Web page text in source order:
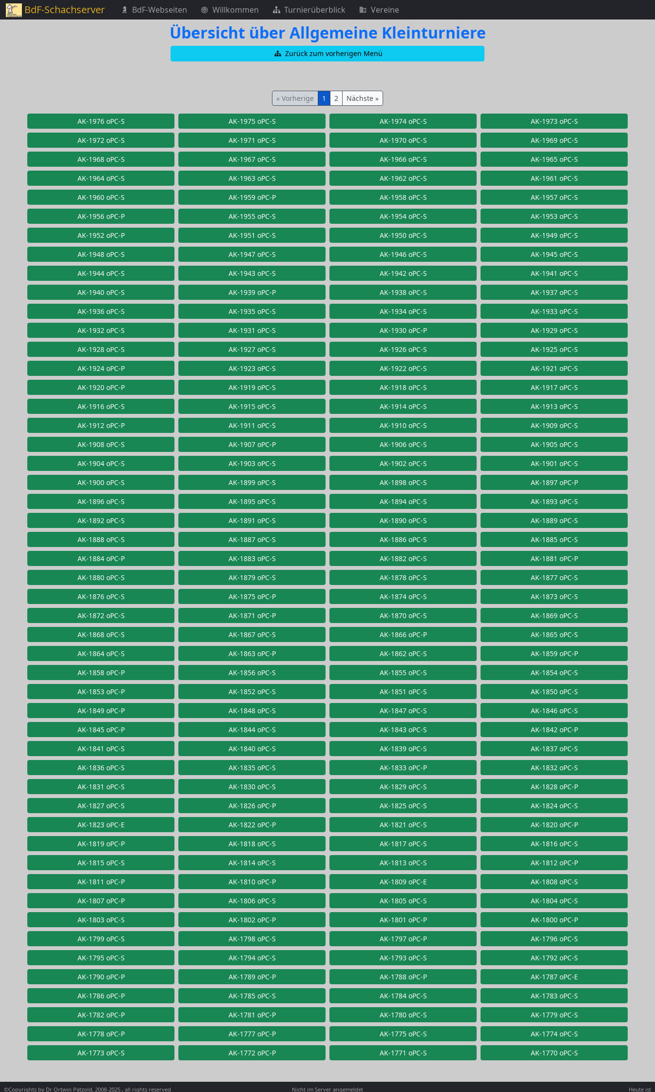
BdF-Schachserver BdF-Webseiten Willkommen Turnierüberblick Vereine
Übersicht über Allgemeine Kleinturniere
Zurück zum vorherigen Menü
« Vorherige 1 2 Nächste »
AK-1976 oPC-S AK-1975 oPC-S AK-1974 oPC-S AK-1973 oPC-S
AK-1972 oPC-S AK-1971 oPC-S AK-1970 oPC-S AK-1969 oPC-S
AK-1968 oPC-S AK-1967 oPC-S AK-1966 oPC-S AK-1965 oPC-S
AK-1964 oPC-S AK-1963 oPC-S AK-1962 oPC-S AK-1961 oPC-S
AK-1960 oPC-S AK-1959 oPC-P AK-1958 oPC-S AK-1957 oPC-S
AK-1956 oPC-P AK-1955 oPC-S AK-1954 oPC-S AK-1953 oPC-S
AK-1952 oPC-P AK-1951 oPC-S AK-1950 oPC-S AK-1949 oPC-S
AK-1948 oPC-S AK-1947 oPC-S AK-1946 oPC-S AK-1945 oPC-S
AK-1944 oPC-S AK-1943 oPC-S AK-1942 oPC-S AK-1941 oPC-S
AK-1940 oPC-S AK-1939 oPC-P AK-1938 oPC-S AK-1937 oPC-S
AK-1936 oPC-S AK-1935 oPC-S AK-1934 oPC-S AK-1933 oPC-S
AK-1932 oPC-S AK-1931 oPC-S AK-1930 oPC-P AK-1929 oPC-S
AK-1928 oPC-S AK-1927 oPC-S AK-1926 oPC-S AK-1925 oPC-S
AK-1924 oPC-P AK-1923 oPC-S AK-1922 oPC-S AK-1921 oPC-S
AK-1920 oPC-P AK-1919 oPC-S AK-1918 oPC-S AK-1917 oPC-S
AK-1916 oPC-S AK-1915 oPC-S AK-1914 oPC-S AK-1913 oPC-S
AK-1912 oPC-P AK-1911 oPC-S AK-1910 oPC-S AK-1909 oPC-S
AK-1908 oPC-S AK-1907 oPC-P AK-1906 oPC-S AK-1905 oPC-S
AK-1904 oPC-S AK-1903 oPC-S AK-1902 oPC-S AK-1901 oPC-S
AK-1900 oPC-S AK-1899 oPC-S AK-1898 oPC-S AK-1897 oPC-P
AK-1896 oPC-S AK-1895 oPC-S AK-1894 oPC-S AK-1893 oPC-S
AK-1892 oPC-S AK-1891 oPC-S AK-1890 oPC-S AK-1889 oPC-S
AK-1888 oPC-S AK-1887 oPC-S AK-1886 oPC-S AK-1885 oPC-S
AK-1884 oPC-P AK-1883 oPC-S AK-1882 oPC-S AK-1881 oPC-P
AK-1880 oPC-S AK-1879 oPC-S AK-1878 oPC-S AK-1877 oPC-S
AK-1876 oPC-S AK-1875 oPC-P AK-1874 oPC-S AK-1873 oPC-S
AK-1872 oPC-S AK-1871 oPC-P AK-1870 oPC-S AK-1869 oPC-S
AK-1868 oPC-S AK-1867 oPC-S AK-1866 oPC-P AK-1865 oPC-S
AK-1864 oPC-S AK-1863 oPC-P AK-1862 oPC-S AK-1859 oPC-P
AK-1858 oPC-P AK-1856 oPC-S AK-1855 oPC-S AK-1854 oPC-S
AK-1853 oPC-P AK-1852 oPC-S AK-1851 oPC-S AK-1850 oPC-S
AK-1849 oPC-P AK-1848 oPC-S AK-1847 oPC-S AK-1846 oPC-S
AK-1845 oPC-P AK-1844 oPC-S AK-1843 oPC-S AK-1842 oPC-P
AK-1841 oPC-S AK-1840 oPC-S AK-1839 oPC-S AK-1837 oPC-S
AK-1836 oPC-S AK-1835 oPC-S AK-1833 oPC-P AK-1832 oPC-S
AK-1831 oPC-S AK-1830 oPC-S AK-1829 oPC-S AK-1828 oPC-P
AK-1827 oPC-S AK-1826 oPC-P AK-1825 oPC-S AK-1824 oPC-S
AK-1823 oPC-E AK-1822 oPC-P AK-1821 oPC-S AK-1820 oPC-P
AK-1819 oPC-P AK-1818 oPC-S AK-1817 oPC-S AK-1816 oPC-S
AK-1815 oPC-S AK-1814 oPC-S AK-1813 oPC-S AK-1812 oPC-P
AK-1811 oPC-P AK-1810 oPC-P AK-1809 oPC-E AK-1808 oPC-S
AK-1807 oPC-P AK-1806 oPC-S AK-1805 oPC-S AK-1804 oPC-S
AK-1803 oPC-S AK-1802 oPC-P AK-1801 oPC-P AK-1800 oPC-P
AK-1799 oPC-S AK-1798 oPC-S AK-1797 oPC-P AK-1796 oPC-S
AK-1795 oPC-S AK-1794 oPC-S AK-1793 oPC-S AK-1792 oPC-S
AK-1790 oPC-P AK-1789 oPC-P AK-1788 oPC-P AK-1787 oPC-E
AK-1786 oPC-P AK-1785 oPC-S AK-1784 oPC-S AK-1783 oPC-S
AK-1782 oPC-P AK-1781 oPC-P AK-1780 oPC-S AK-1779 oPC-S
AK-1778 oPC-P AK-1777 oPC-P AK-1775 oPC-S AK-1774 oPC-S
AK-1773 oPC-S AK-1772 oPC-P AK-1771 oPC-S AK-1770 oPC-S
©Copyrights by Dr Ortwin Pätzold, 2008-2025 , all rights reserved Nicht im Server angemeldet Heute ist